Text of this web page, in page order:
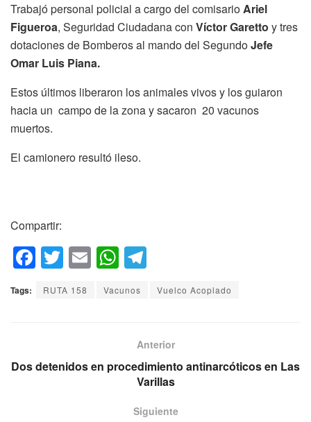
Trabajó personal policial a cargo del comisarioAriel
Figueroa, Seguridad Ciudadana con Víctor Garetto y tres
dotaciones de Bomberos al mando del SegundoJefe
Omar Luis Piana.
Estos últimos liberaron los animales vivos y los guiaron
hacia un campo de la zona y sacaron 20 vacunos
muertos.
El camionero resultó ileso.
Compartir:
F
a
c
o
T
wi
tt
E
m
ail
W
h
at
p
el
e
a
m
Tags: RUTA 158 Vacunos Vuelco Acoplado
Anterior
Dos detenidos en procedimiento antinarcóticos en Las
Varillas
Siguiente